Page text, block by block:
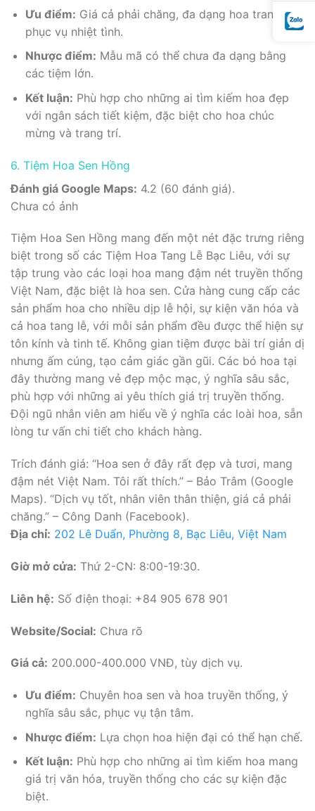
Ưu điểm: Giá cả phải chăng, đa dạng hoa trang trí,
phục vụ nhiệt tình.
Nhược điểm: Mẫu mã có thể chưa đa dạng bằng
các tiệm lớn.
Kết luận: Phù hợp cho những ai tìm kiếm hoa đẹp
với ngân sách tiết kiệm, đặc biệt cho hoa chúc
mừng và trang trí.
6. Tiệm Hoa Sen Hồng
Đánh giá Google Maps: 4.2 (60 đánh giá).
Chưa có ảnh
Tiệm Hoa Sen Hồng mang đến một nét đặc trưng riêng
biệt trong số các Tiệm Hoa Tang Lễ Bạc Liêu, với sự
tập trung vào các loại hoa mang đậm nét truyền thống
Việt Nam, đặc biệt là hoa sen. Cửa hàng cung cấp các
sản phẩm hoa cho nhiều dịp lễ hội, sự kiện văn hóa và
cả hoa tang lễ, với mỗi sản phẩm đều được thể hiện sự
tôn kính và tinh tế. Không gian tiệm được bài trí giản dị
nhưng ấm cúng, tạo cảm giác gần gũi. Các bó hoa tại
đây thường mang vẻ đẹp mộc mạc, ý nghĩa sâu sắc,
phù hợp với những ai yêu thích giá trị truyền thống.
Đội ngũ nhân viên am hiểu về ý nghĩa các loài hoa, sẵn
lòng tư vấn chi tiết cho khách hàng.
Trích đánh giá: “Hoa sen ở đây rất đẹp và tươi, mang
đậm nét Việt Nam. Tôi rất thích.” – Bảo Trâm (Google
Maps). “Dịch vụ tốt, nhân viên thân thiện, giá cả phải
chăng.” – Công Danh (Facebook).
Địa chỉ: 202 Lê Duẩn, Phường 8, Bạc Liêu, Việt Nam
Giờ mở cửa: Thứ 2-CN: 8:00-19:30.
Liên hệ: Số điện thoại: +84 905 678 901
Website/Social: Chưa rõ
Giá cả: 200.000-400.000 VNĐ, tùy dịch vụ.
Ưu điểm: Chuyên hoa sen và hoa truyền thống, ý
nghĩa sâu sắc, phục vụ tận tâm.
Nhược điểm: Lựa chọn hoa hiện đại có thể hạn chế.
Kết luận: Phù hợp cho những ai tìm kiếm hoa mang
giá trị văn hóa, truyền thống cho các sự kiện đặc
biệt.